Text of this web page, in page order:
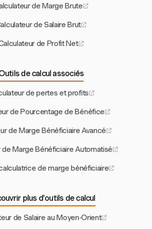
de Marge Brute
de Salaire Brut
de Profit Net
de calcul associés
de pertes et profits
de Pourcentage de Bénéfice
de Marge Bénéficiaire Avancé
de Marge Bénéficiaire Automatisé
de marge bénéficiaire
plus d’outils de calcul
de Salaire au Moyen-Orient